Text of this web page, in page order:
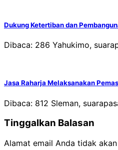
Dukung Ketertiban dan
Dibaca: 286 Yahukimo,
Jasa Raharja Melaksanakan
Dibaca: 812 Sleman,
Tinggalkan Balasan
Alamat email Anda tidak